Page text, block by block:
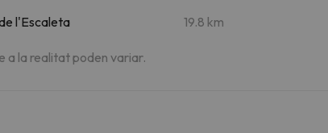
l'Escaleta 19.8 km
a la realitat poden variar.